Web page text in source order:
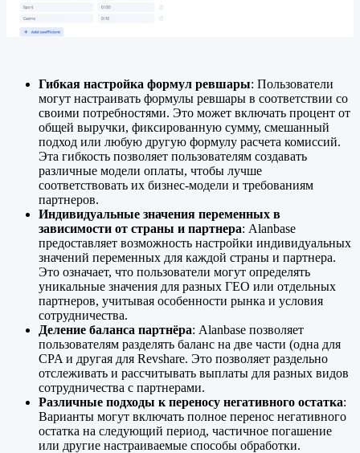
Гибкая настройка формул ревшары: Пользователи
могут настраивать формулы ревшары в соответствии со
своими потребностями. Это может включать процент от
общей выручки, фиксированную сумму, смешанный
подход или любую другую формулу расчета комиссий.
Эта гибкость позволяет пользователям создавать
различные модели оплаты, чтобы лучше
соответствовать их бизнес-модели и требованиям
партнеров.
Индивидуальные значения переменных в
зависимости от страны и партнера: Alanbase
предоставляет возможность настройки индивидуальных
значений переменных для каждой страны и партнера.
Это означает, что пользователи могут определять
уникальные значения для разных ГЕО или отдельных
партнеров, учитывая особенности рынка и условия
сотрудничества.
Деление баланса партнёра: Alanbase позволяет
пользователям разделять баланс на две части (одна для
CPA и другая для Revshare. Это позволяет раздельно
отслеживать и рассчитывать выплаты для разных видов
сотрудничества с партнерами.
Различные подходы к переносу негативного остатка:
Варианты могут включать полное перенос негативного
остатка на следующий период, частичное погашение
или другие настраиваемые способы обработки.